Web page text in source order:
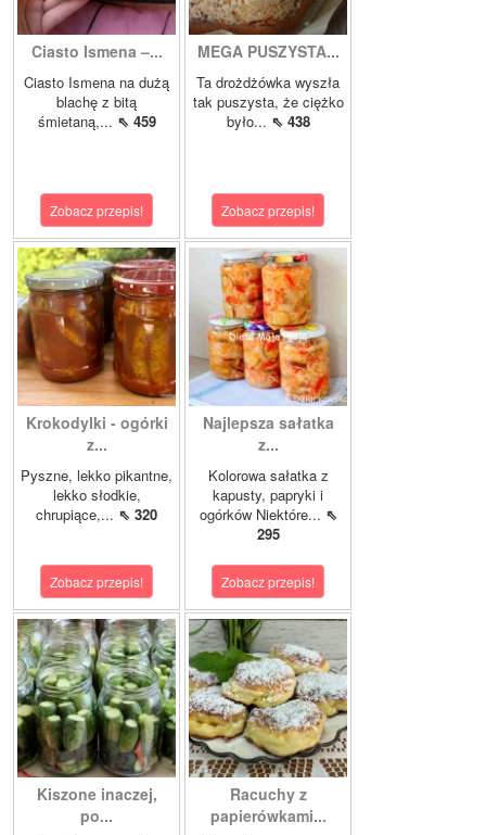
Ciasto Ismena –...
Ciasto Ismena na dużą
blachę z bitą
śmietaną,... ⇖ 459
Zobacz przepis!
MEGA PUSZYSTA...
Ta drożdżówka wyszła
tak puszysta, że ciężko
było... ⇖ 438
Zobacz przepis!
Krokodylki - ogórki
z...
Pyszne, lekko pikantne,
lekko słodkie,
chrupiące,... ⇖ 320
Zobacz przepis!
Najlepsza sałatka
z...
Kolorowa sałatka z
kapusty, papryki i
ogórków Niektóre... ⇖
295
Zobacz przepis!
Kiszone inaczej,
po...
Racuchy z
papierówkami...